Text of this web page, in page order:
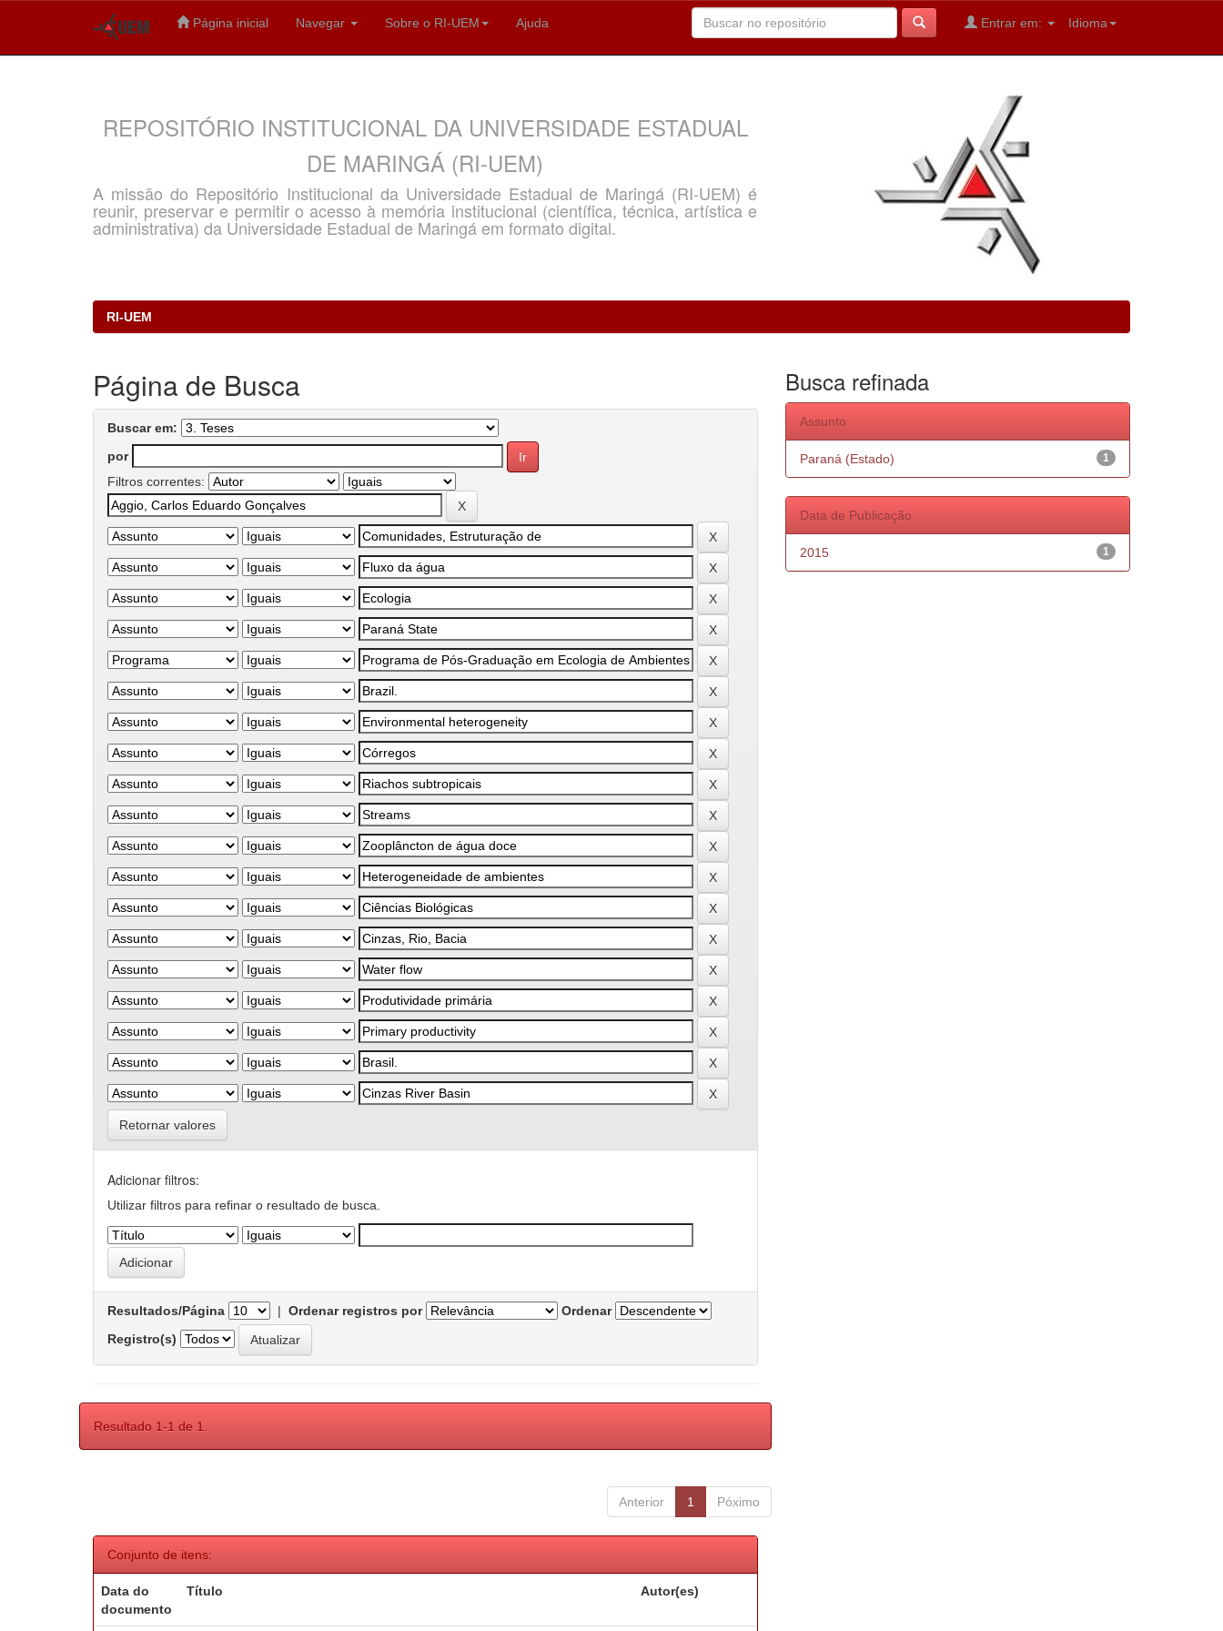
Página inicial Navegar Sobre o RI-UEM Ajuda Idioma
Entrar em:
REPOSITÓRIO INSTITUCIONAL DA UNIVERSIDADE ESTADUAL
DE MARINGÁ (RI-UEM)
A missão do Repositório Institucional da Universidade Estadual de Maringá (RI-UEM) é
reunir, preservar e permitir o acesso à memória institucional (científica, técnica, artística e
administrativa) da Universidade Estadual de Maringá em formato digital.
RI-UEM
Página de Busca
Buscar em:
por
Filtros correntes:
Retornar valores
Adicionar filtros:
Utilizar filtros para refinar o resultado de busca.
Resultados/Página | Ordenar registros por
Ordenar
Registro(s)
Resultado 1-1 de 1.
Anterior 1 Póximo
Conjunto de itens:
Data do
documento
Título Autor(es)
Busca refinada
Assunto
1
Paraná (Estado)
Data de Publicação
1
2015